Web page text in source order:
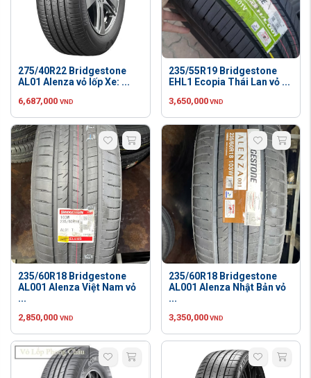
275/40R22 Bridgestone
AL01 Alenza vỏ lốp Xe: ...
6,687,000 VND
235/55R19 Bridgestone
EHL1 Ecopia Thái Lan vỏ ...
3,650,000 VND
235/60R18 Bridgestone
AL001 Alenza Việt Nam vỏ
...
2,850,000 VND
235/60R18 Bridgestone
AL001 Alenza Nhật Bản vỏ
...
3,350,000 VND